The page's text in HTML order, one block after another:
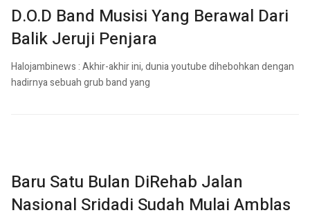
D.O.D Band Musisi Yang Berawal Dari
Balik Jeruji Penjara
Halojambinews : Akhir-akhir ini, dunia youtube dihebohkan dengan
hadirnya sebuah grub band yang
Baru Satu Bulan DiRehab Jalan
Nasional Sridadi Sudah Mulai Amblas